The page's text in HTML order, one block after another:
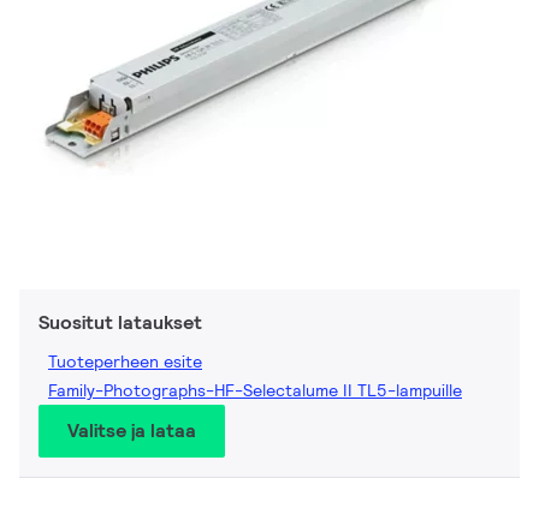
Suositut lataukset
Tuoteperheen esite
Family-Photographs-HF-Selectalume II TL5-lampuille
Valitse ja lataa